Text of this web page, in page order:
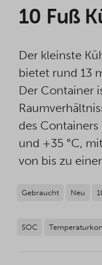
10 Fuß
Der kleinste
bietet rund 13
Der Container
des
und +35 °C,
von bis zu
Gebraucht Neu
SOC